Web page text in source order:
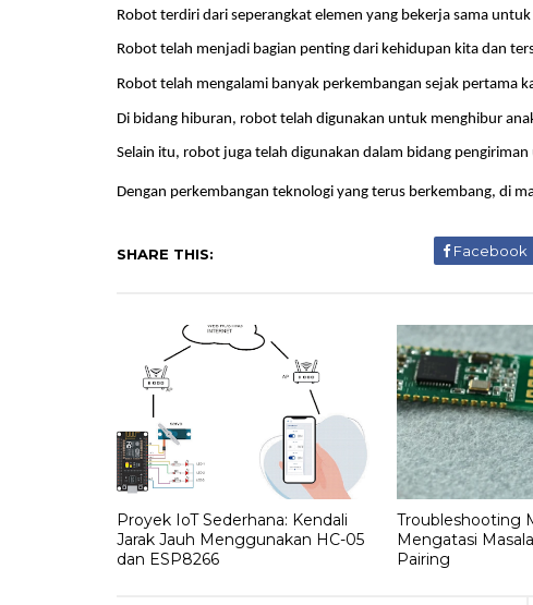
Robot terdiri dari seperangkat elemen yang bekerja sama
Robot telah menjadi bagian penting dari kehidupan kita dan
Robot telah mengalami banyak perkembangan sejak
Di bidang hiburan, robot telah digunakan untuk menghibur
Selain itu, robot juga telah digunakan dalam bidang
Dengan perkembangan teknologi yang terus berkembang, di
SHARE THIS: Facebook
Proyek IoT Sederhana: Kendali
Jarak Jauh Menggunakan HC-05
dan ESP8266
Troubleshooting
Mengatasi
Pairing